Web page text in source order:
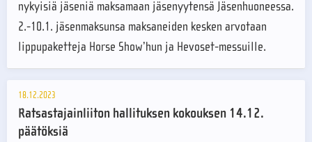
nykyisiä jäseniä maksamaan jäsenyytensä Jäsenhuoneessa.
2.-10.1. jäsenmaksunsa maksaneiden kesken arvotaan
lippupaketteja Horse Show’hun ja Hevoset-messuille.
18.12.2023
Ratsastajainliiton hallituksen kokouksen 14.12.
päätöksiä